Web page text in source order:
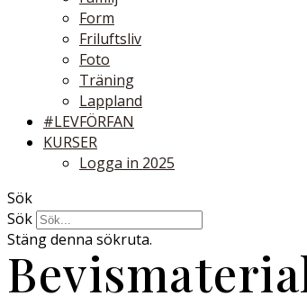
Form
Friluftsliv
Foto
Träning
Lappland
#LEVFÖRFAN
KURSER
Logga in 2025
Sök
Sök
Stäng denna sökruta.